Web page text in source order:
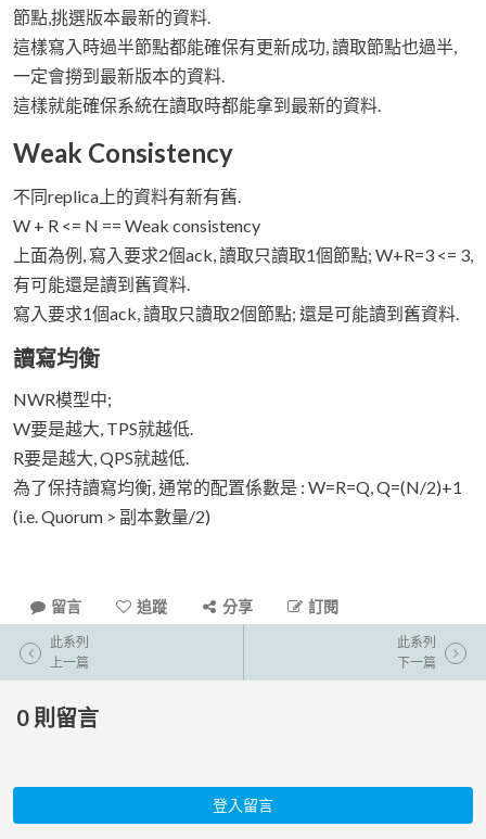
節點,挑選版本最新的資料.
這樣寫入時過半節點都能確保有更新成功, 讀取節點也過半,
一定會撈到最新版本的資料.
這樣就能確保系統在讀取時都能拿到最新的資料.
Weak Consistency
不同replica上的資料有新有舊.
W + R <= N == Weak consistency
上面為例, 寫入要求2個ack, 讀取只讀取1個節點; W+R=3 <= 3,
有可能還是讀到舊資料.
寫入要求1個ack, 讀取只讀取2個節點; 還是可能讀到舊資料.
讀寫均衡
NWR模型中;
W要是越大, TPS就越低.
R要是越大, QPS就越低.
為了保持讀寫均衡, 通常的配置係數是 : W=R=Q, Q=(N/2)+1
(i.e. Quorum > 副本數量/2)
留言 追蹤 分享 訂閱
此系列
上一篇
此系列
下一篇
0 則留言
登入留言